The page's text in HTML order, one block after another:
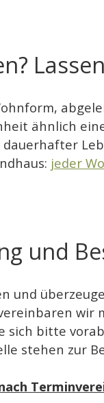
ähnlich
jeder
und
und
sich bitte
stehen zur